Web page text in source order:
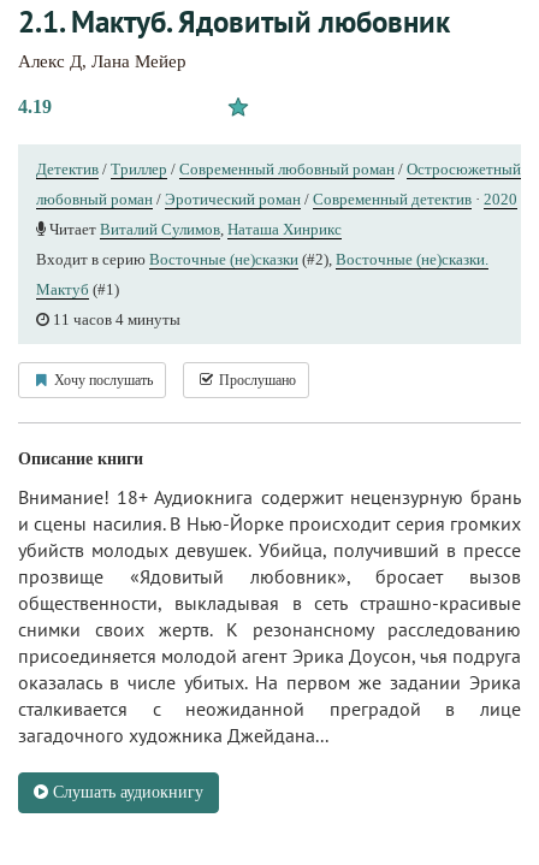
2.1. Мактуб. Ядовитый любовник
Алекс Д, Лана Мейер
4.19
Детектив / Триллер / Современный любовный роман / Остросюжетный
любовный роман / Эротический роман / Современный детектив · 2020
Читает Виталий Сулимов Наташа Хинрикс
Входит в серию Восточные (не)сказки (#2), Восточные (не)сказки.
Мактуб (#1)
11 часов 4 минуты
Хочу послушать Прослушано
Описание книги
Внимание! 18+ Аудиокнига содержит нецензурную брань
и сцены насилия. В Нью-Йорке происходит серия громких
убийств молодых девушек. Убийца, получивший в прессе
прозвище «Ядовитый любовник», бросает вызов
общественности, выкладывая в сеть страшно-красивые
снимки своих жертв. К резонансному расследованию
присоединяется молодой агент Эрика Доусон, чья подруга
оказалась в числе убитых. На первом же задании Эрика
сталкивается с неожиданной преградой в лице
загадочного художника Джейдана...
Слушать аудиокнигу